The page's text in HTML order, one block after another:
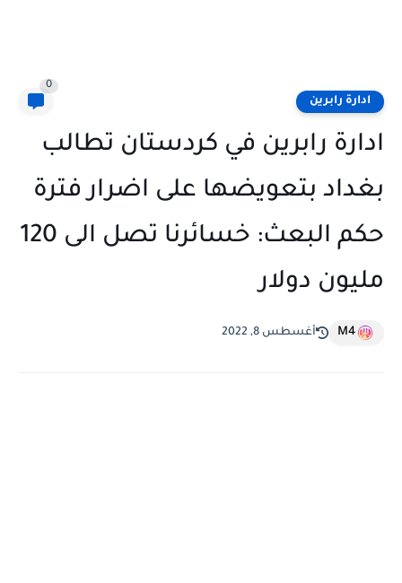
ادارة رابرين
0
ادارة رابرين في كردستان تطالب
بغداد بتعويضها على اضرار فترة
حكم البعث: خسائرنا تصل الى 120
مليون دولار
M4 أغسطس 8, 2022